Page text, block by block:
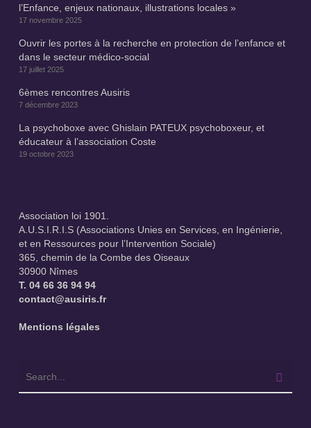
l’Enfance, enjeux nationaux, illustrations locales »
17 novembre 2025
Ouvrir les portes à la recherche en protection de l’enfance et
dans le secteur médico-social
17 juillet 2025
6èmes rencontres Ausiris
7 décembre 2023
La psychoboxe avec Ghislain PATEUX psychoboxeur, et
éducateur à l’association Coste
19 octobre 2023
Association loi 1901.
A.U.S.I.R.I.S (Associations Unies en Services, en Ingénierie,
et en Ressources pour l’Intervention Sociale)
365, chemin de la Combe des Oiseaux
30900 Nîmes
T. 04 66 36 94 94
contact@ausiris.fr
Mentions légales